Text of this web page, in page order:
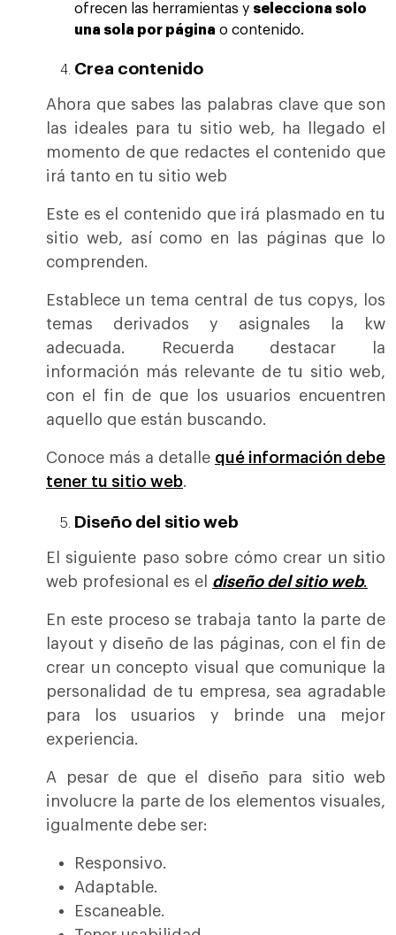
ofrecen las herramientas y selecciona solo
una sola por página o contenido.
Crea contenido
Ahora que sabes las palabras clave que son
las ideales para tu sitio web, ha llegado el
momento de que redactes el contenido que
irá tanto en tu sitio web
Este es el contenido que irá plasmado en tu
sitio web, así como en las páginas que lo
comprenden.
Establece un tema central de tus copys, los
temas derivados y asignales la kw
adecuada. Recuerda destacar la
información más relevante de tu sitio web,
con el fin de que los usuarios encuentren
aquello que están buscando.
Conoce más a detalle qué información debe
tener tu sitio web.
Diseño del sitio web
El siguiente paso sobre cómo crear un sitio
web profesional es el diseño del sitio web.
En este proceso se trabaja tanto la parte de
layout y diseño de las páginas, con el fin de
crear un concepto visual que comunique la
personalidad de tu empresa, sea agradable
para los usuarios y brinde una mejor
experiencia.
A pesar de que el diseño para sitio web
involucre la parte de los elementos visuales,
igualmente debe ser:
Responsivo.
Adaptable.
Escaneable.